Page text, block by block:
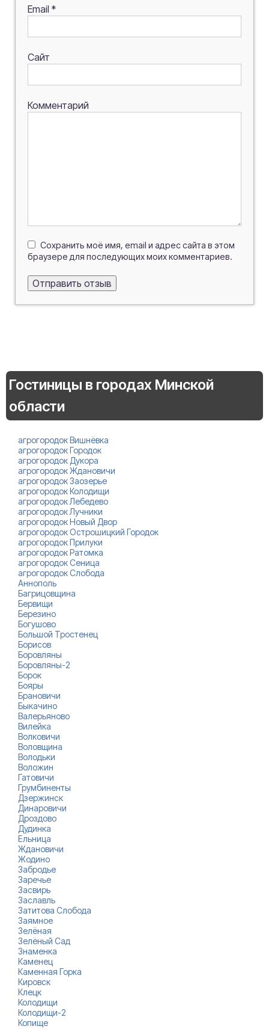
Email *
Сайт
Комментарий
Сохранить моё имя, email и адрес сайта в этом
браузере для последующих моих комментариев.
Гостиницы в городах Минской
области
агрогородок Вишнёвка
агрогородок Городок
агрогородок Дукора
агрогородок Ждановичи
агрогородок Заозерье
агрогородок Колодищи
агрогородок Лебедево
агрогородок Лучники
агрогородок Новый Двор
агрогородок Острошицкий Городок
агрогородок Прилуки
агрогородок Ратомка
агрогородок Сеница
агрогородок Слобода
Аннополь
Багрицовщина
Бервищи
Березино
Богушово
Большой Тростенец
Борисов
Боровляны
Боровляны-2
Борок
Бояры
Брановичи
Быкачино
Валерьяново
Вилейка
Волковичи
Воловщина
Володьки
Воложин
Гатовичи
Грумбиненты
Дзержинск
Динаровичи
Дроздово
Дудинка
Ельница
Ждановичи
Жодино
Забродье
Заречье
Засвирь
Заславль
Затитова Слобода
Заямное
Зелёная
Зелёный Сад
Знаменка
Каменец
Каменная Горка
Кировск
Клецк
Колодищи
Колодищи-2
Копище